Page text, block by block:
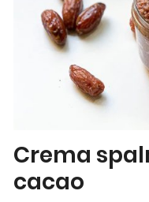
Crema
cacao